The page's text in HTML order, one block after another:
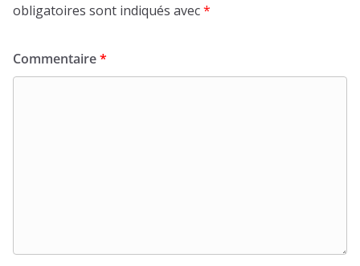
obligatoires sont indiqués avec*
Commentaire*